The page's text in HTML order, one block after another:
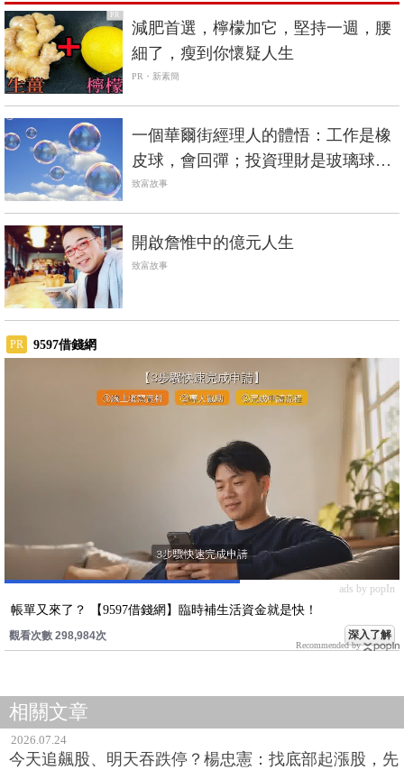
細了，瘦到你懷疑人生
PR・新素簡
不小心就會破
致富故事
PR 9597借錢網
ads by popIn
帳單又來了？ 【9597借錢網】臨時補生活資金就是快！
深入了解
Recommended by
2026.07.24
今天追飆股、明天吞跌停？楊忠憲：找底部起漲股，先
看2個轉強訊號